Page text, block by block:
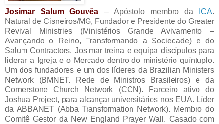
Josimar Salum Gouvêa – Apóstolo membro da ICA.
Natural de Cisneiros/MG, Fundador e Presidente do Greater
Revival Ministries (Ministérios Grande Avivamento –
Avançando o Reino, Transformando a Sociedade) e do
Salum Contractors. Josimar treina e equipa discípulos para
liderar a Igreja e o Mercado dentro do ministério quíntuplo.
Um dos fundadores e um dos líderes da Brazilian Ministers
Network (BMNET, Rede de Ministros Brasileiros) e da
Cornerstone Church Network (CCN). Parceiro ativo do
Joshua Project, para alcançar universitários nos EUA. Líder
da ABBANET (Abba Transformation Network). Membro do
Comitê Gestor da New England Prayer Wall. Casado com